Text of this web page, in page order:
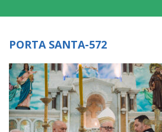
PORTA SANTA-572